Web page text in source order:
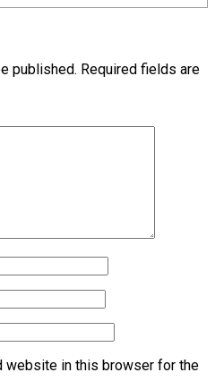
published. Required fields are
website in this browser for the